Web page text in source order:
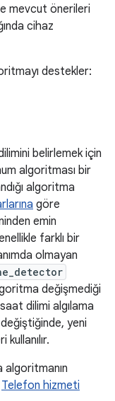
mevcut önerileri
cihaz
destekler:
belirlemek için
algoritması bir
algoritma
göre
emin
farklı bir
olmayan
değişmediği
dilimi algılama
yeni
algoritmanın
Telefon hizmeti